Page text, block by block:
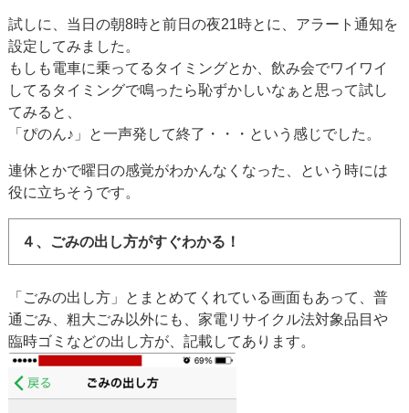
試しに、当日の朝8時と前日の夜21時とに、アラート通知を
設定してみました。
もしも電車に乗ってるタイミングとか、飲み会でワイワイ
してるタイミングで鳴ったら恥ずかしいなぁと思って試し
てみると、
「ぴのん♪」と一声発して終了・・・という感じでした。
連休とかで曜日の感覚がわかんなくなった、という時には
役に立ちそうです。
４、ごみの出し方がすぐわかる！
「ごみの出し方」とまとめてくれている画面もあって、普
通ごみ、粗大ごみ以外にも、家電リサイクル法対象品目や
臨時ゴミなどの出し方が、記載してあります。